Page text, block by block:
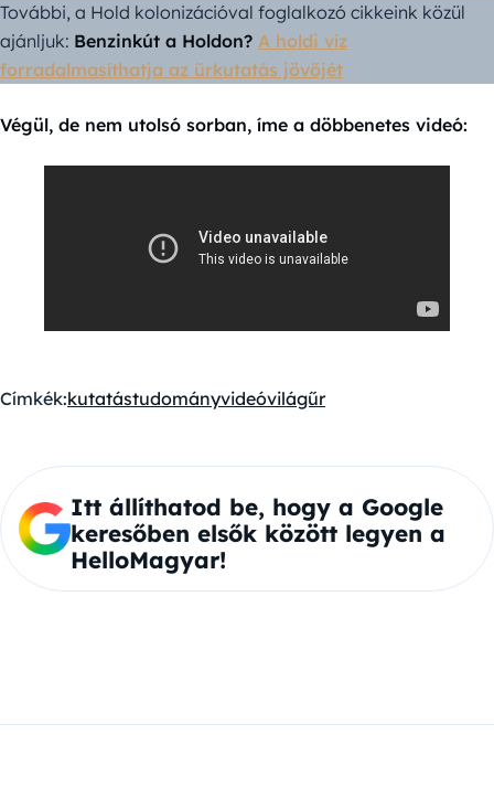
További, a Hold kolonizációval foglalkozó cikkeink közül
ajánljuk: Benzinkút a Holdon? A holdi víz
forradalmasíthatja az űrkutatás jövőjét
Végül, de nem utolsó sorban, íme a döbbenetes videó:
Címkék:kutatástudományvideóvilágűr
Itt állíthatod be, hogy a Google
keresőben elsők között legyen a
HelloMagyar!